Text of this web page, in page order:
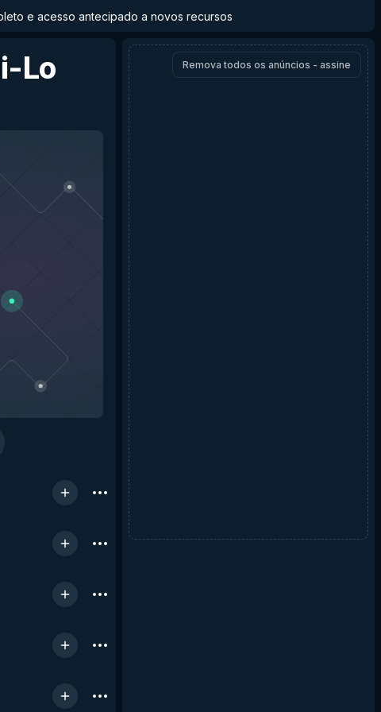
e acesso antecipado a novos recursos
Lo Remova todos os anúncios - assine